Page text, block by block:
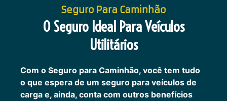
Seguro Para Caminhão
O Seguro Ideal Para Veículos
Utilitários
Com o Seguro para Caminhão, você tem tudo
o que espera de um seguro para veículos de
carga e, ainda, conta com outros benefícios